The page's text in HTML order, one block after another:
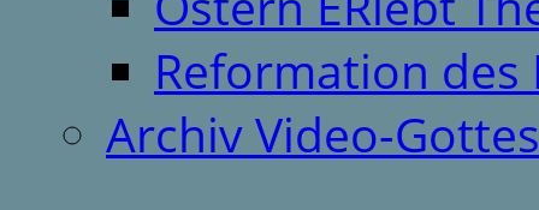
Reformation des
Archiv Video-